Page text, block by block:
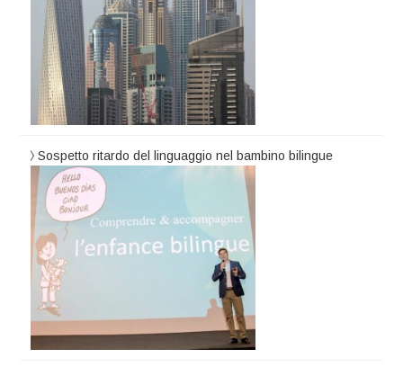
Sospetto ritardo del linguaggio nel bambino bilingue